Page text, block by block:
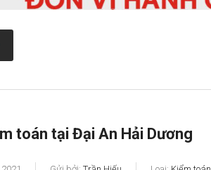
toán tại Đại An Hải Dương